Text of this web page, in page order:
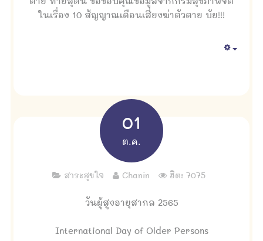
ในเรื่อง 10 สัญญาณเตือนเสี่ยงฆ่าตัวตาย บัย!!!
01
ต.ค.
สาระสุขใจ Chanin ฮิต: 7075
วันผู้สูงอายุสากล 2565
International Day of Older Persons